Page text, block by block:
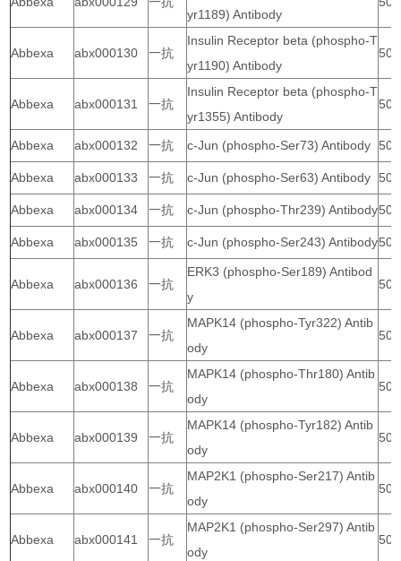
yr1189) Antibody
Abbexa abx000130 一抗
Insulin Receptor beta (phospho-T
yr1190) Antibody
50
Abbexa abx000131 一抗
Insulin Receptor beta (phospho-T
yr1355) Antibody
50
Abbexa abx000132 一抗 c-Jun (phospho-Ser73) Antibody 50
Abbexa abx000133 一抗 c-Jun (phospho-Ser63) Antibody 50
Abbexa abx000134 一抗 c-Jun (phospho-Thr239) Antibody50
Abbexa abx000135 一抗 c-Jun (phospho-Ser243) Antibody50
Abbexa abx000136 一抗
ERK3 (phospho-Ser189) Antibod
y
50
Abbexa abx000137 一抗
MAPK14 (phospho-Tyr322) Antib
ody
50
Abbexa abx000138 一抗
MAPK14 (phospho-Thr180) Antib
ody
50
Abbexa abx000139 一抗
MAPK14 (phospho-Tyr182) Antib
ody
50
Abbexa abx000140 一抗
MAP2K1 (phospho-Ser217) Antib
ody
50
Abbexa abx000141 一抗
MAP2K1 (phospho-Ser297) Antib
ody
50